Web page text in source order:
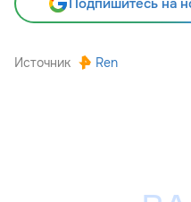
Подпишитесь на
Источник Ren